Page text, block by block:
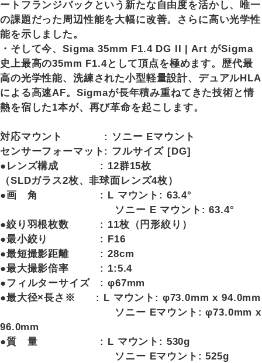
ートフランジバックという新たな自由度を活かし、唯一
の課題だった周辺性能を大幅に改善。さらに高い光学性
能を示しました。
・そして今、Sigma 35mm F1.4 DG II | Art がSigma
史上最高の35mm F1.4として頂点を極めます。歴代最
高の光学性能、洗練された小型軽量設計、デュアルHLA
による高速AF。Sigmaが長年積み重ねてきた技術と情
熱を宿した1本が、再び革命を起こします。
対応マウント : ソニー Eマウント
センサーフォーマット: フルサイズ [DG]
●レンズ構成 : 12群15枚
（SLDガラス2枚、非球面レンズ4枚）
●画 角 : L マウント: 63.4°
ソニー E マウント: 63.4°
●絞り羽根枚数 : 11枚（円形絞り）
●最小絞り : F16
●最短撮影距離 : 28cm
●最大撮影倍率 : 1:5.4
●フィルターサイズ : φ67mm
●最大径×長さ※ : L マウント: φ73.0mm x 94.0mm
ソニー Eマウント: φ73.0mm x
96.0mm
●質 量 : L マウント: 530g
ソニー Eマウント: 525g